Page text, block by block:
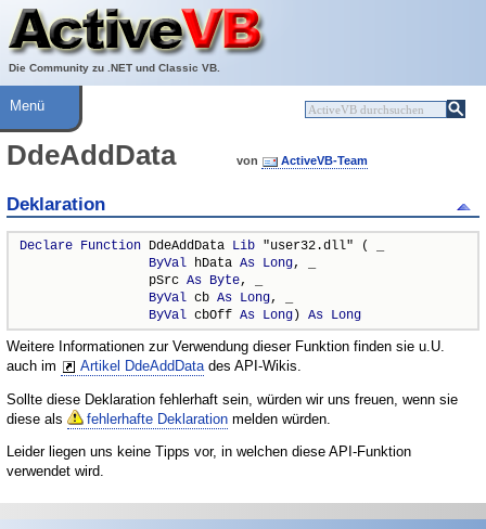
Die Community zu .NET und Classic VB.
Über ActiveVB
Hilfe
Menü
DdeAddData von ActiveVB-Team
Deklaration
Declare Function DdeAddData Lib "user32.dll" ( _
ByVal hData As Long, _
                 pSrc
As Byte, _
ByVal cb As Long, _
ByVal cbOff As Long) As Long
Weitere Informationen zur Verwendung dieser Funktion finden sie u.U.
auch im
Artikel DdeAddData des API-Wikis.
Sollte diese Deklaration fehlerhaft sein, würden wir uns freuen, wenn sie
diese als
fehlerhafte Deklaration melden würden.
Leider liegen uns keine Tipps vor, in welchen diese API-Funktion
verwendet wird.